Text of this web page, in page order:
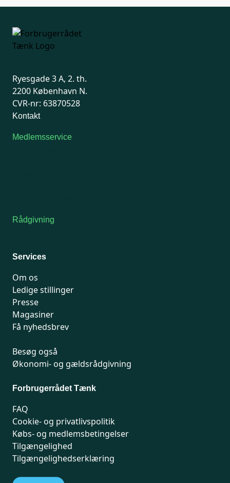
Ryesgade 3 A, 2. th.
2200 København N.
CVR-nr: 63870528
Kontakt
Medlemsservice
Rådgivning
Services
Om os
Ledige stillinger
Presse
Magasiner
Få nyhedsbrev
Besøg også
Økonomi- og gældsrådgivning
Forbrugerrådet Tænk
FAQ
Cookie- og privatlivspolitik
Købs- og medlemsbetingelser
Tilgængelighed
Tilgængelighedserklæring